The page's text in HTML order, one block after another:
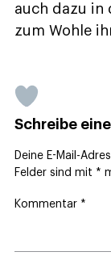
auch dazu in
zum Wohle
Schreibe
Deine E-Mail-
Felder sind mit *
Kommentar *